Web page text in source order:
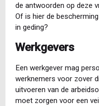
de antwoorden op deze
Of is hier de
in geding?
Werkgevers
Een werkgever mag
werknemers voor zover
uitvoeren van de
moet zorgen voor een